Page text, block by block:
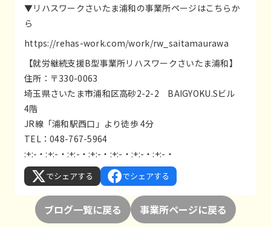
▼リハスワークさいたま浦和の事業所ページはこちらか
ら
https://rehas-work.com/work/rw_saitamaurawa
【就労継続支援B型事業所リハスワークさいたま浦和】
住所：〒330-0063
埼玉県さいたま市浦和区高砂2-2-2 BAIGYOKU.Sビル
4階
JR線「浦和駅西口」より徒歩 4分
TEL：048-767-5964
:+:-・:+:-・:+:-・:+:-・:+:-・:+:-・:+:-・
でシェアする でシェアする
ブログ一覧に戻る 事業所ページに戻る